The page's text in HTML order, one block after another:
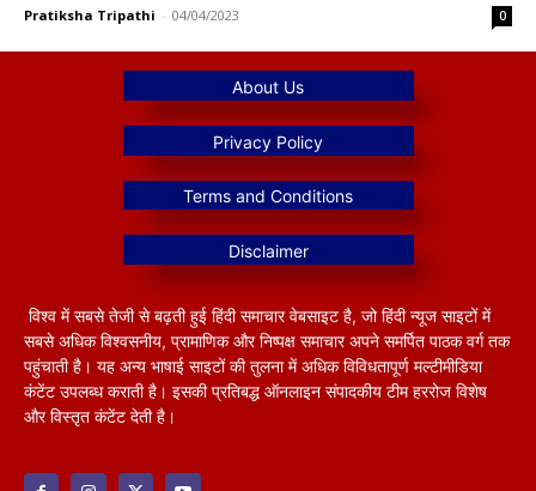
Pratiksha Tripathi - 04/04/2023 0
विश्व में सबसे तेजी से बढ़ती हुई हिंदी समाचार वेबसाइट है, जो हिंदी न्यूज साइटों में
सबसे अधिक विश्वसनीय, प्रामाणिक और निष्पक्ष समाचार अपने समर्पित पाठक वर्ग तक
पहुंचाती है। यह अन्य भाषाई साइटों की तुलना में अधिक विविधतापूर्ण मल्टीमीडिया
कंटेंट उपलब्ध कराती है। इसकी प्रतिबद्ध ऑनलाइन संपादकीय टीम हररोज विशेष
और विस्तृत कंटेंट देती है।